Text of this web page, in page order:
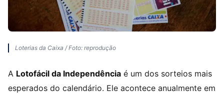
Loterias da Caixa / Foto: reprodução
A Lotofácil da Independência é um dos sorteios mais
esperados do calendário. Ele acontece anualmente em